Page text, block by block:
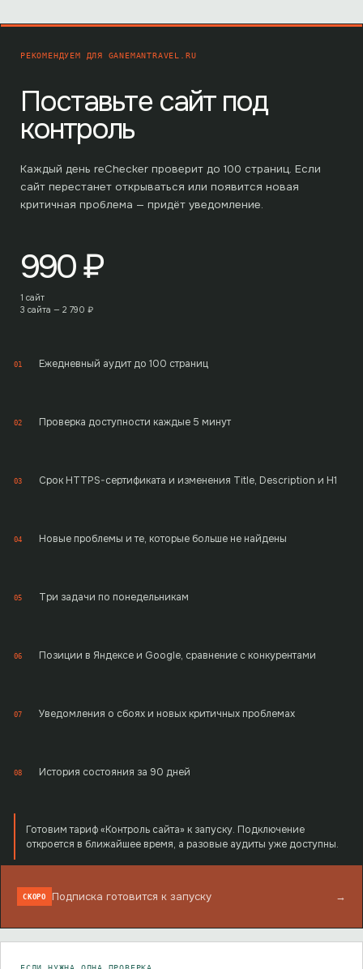
РЕКОМЕНДУЕМ ДЛЯ GANEMANTRAVEL.RU
Поставьте сайт под
контроль
Каждый день reChecker проверит до 100 страниц. Если
сайт перестанет открываться или появится новая
критичная проблема — придёт уведомление.
990₽
1 сайт
3 сайта — 2 790 ₽
01 Ежедневный аудит до 100 страниц
02 Проверка доступности каждые 5 минут
03 Срок HTTPS-сертификата и изменения Title, Description и H1
04 Новые проблемы и те, которые больше не найдены
05 Три задачи по понедельникам
06 Позиции в Яндексе и Google, сравнение с конкурентами
07 Уведомления о сбоях и новых критичных проблемах
08 История состояния за 90 дней
Готовим тариф «Контроль сайта» к запуску. Подключение
откроется в ближайшее время, а разовые аудиты уже доступны.
СКОРО Подписка готовится к запуску →